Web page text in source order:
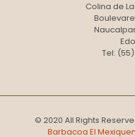
Colina de
Tel: (55)
© 2020 All Rights
Barbacoa El